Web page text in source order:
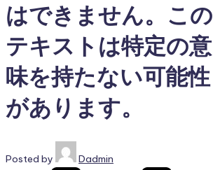
はできません。この
テキストは特定の意
味を持たない可能性
があります。
Posted by Dadmin